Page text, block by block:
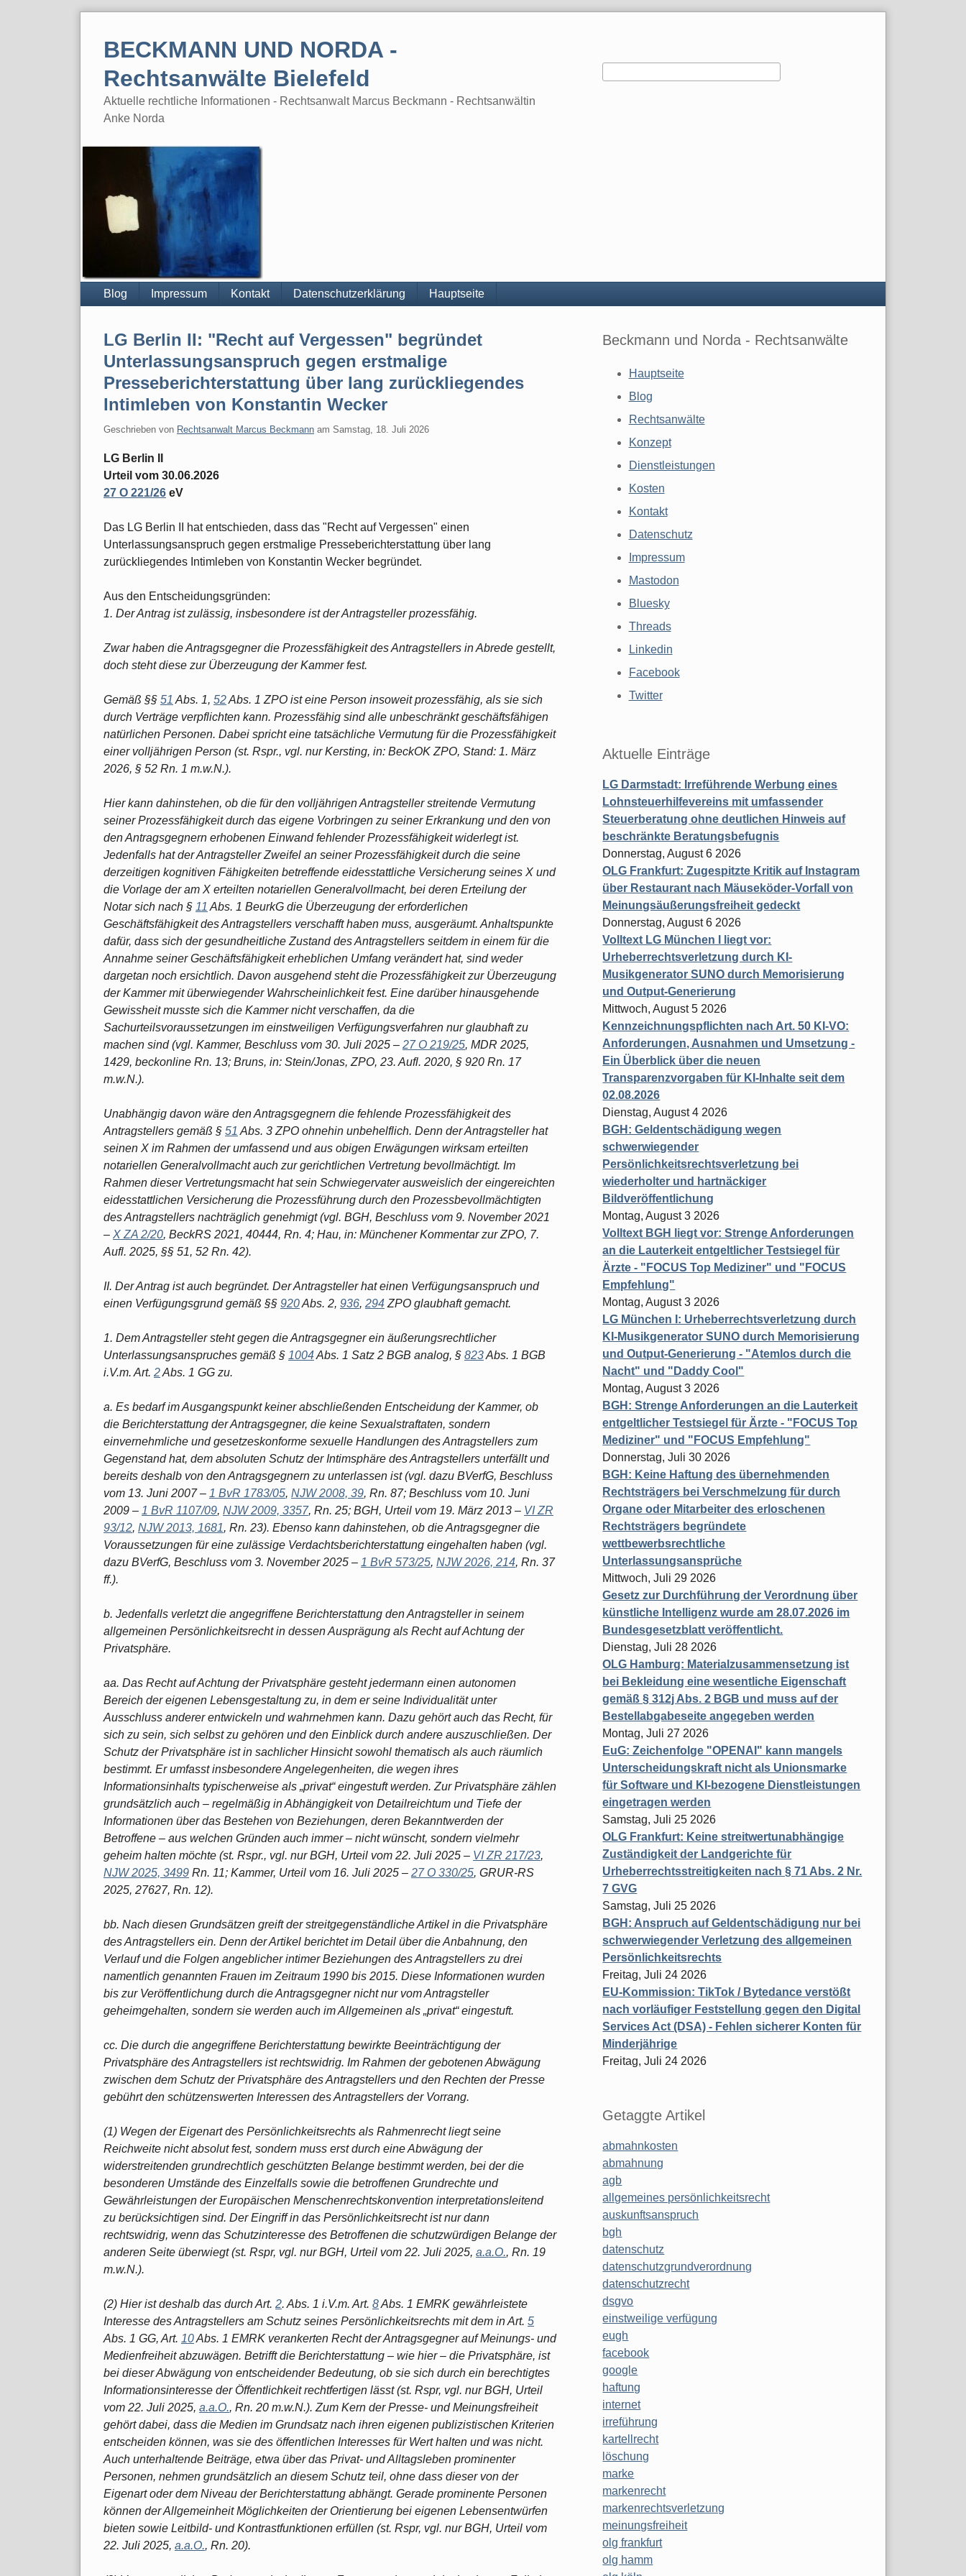
BECKMANN UND NORDA -
Rechtsanwälte Bielefeld
Aktuelle rechtliche Informationen - Rechtsanwalt Marcus Beckmann - Rechtsanwältin
Anke Norda
Blog Impressum Kontakt Datenschutzerklärung Hauptseite
LG Berlin II: "Recht auf Vergessen" begründet
Unterlassungsanspruch gegen erstmalige
Presseberichterstattung über lang zurückliegendes
Intimleben von Konstantin Wecker
Geschrieben von Rechtsanwalt Marcus Beckmann am Samstag, 18. Juli 2026
LG Berlin II
Urteil vom 30.06.2026
27 O 221/26 eV
Das LG Berlin II hat entschieden, dass das "Recht auf Vergessen" einen
Unterlassungsanspruch gegen erstmalige Presseberichterstattung über lang
zurückliegendes Intimleben von Konstantin Wecker begründet.
Aus den Entscheidungsgründen:
1. Der Antrag ist zulässig, insbesondere ist der Antragsteller prozessfähig.
Zwar haben die Antragsgegner die Prozessfähigkeit des Antragstellers in Abrede gestellt,
doch steht diese zur Überzeugung der Kammer fest.
Gemäß §§ 51 Abs. 1, 52Abs. 1 ZPO ist eine Person insoweit prozessfähig, als sie sich
durch Verträge verpflichten kann. Prozessfähig sind alle unbeschränkt geschäftsfähigen
natürlichen Personen. Dabei spricht eine tatsächliche Vermutung für die Prozessfähigkeit
einer volljährigen Person (st. Rspr., vgl. nur Kersting, in: BeckOK ZPO, Stand: 1. März
2026, § 52 Rn. 1 m.w.N.).
Hier kann dahinstehen, ob die für den volljährigen Antragsteller streitende Vermutung
seiner Prozessfähigkeit durch das eigene Vorbringen zu seiner Erkrankung und den von
den Antragsgegnern erhobenen Einwand fehlender Prozessfähigkeit widerlegt ist.
Jedenfalls hat der Antragsteller Zweifel an seiner Prozessfähigkeit durch die seine
derzeitigen kognitiven Fähigkeiten betreffende eidesstattliche Versicherung seines X und
die Vorlage der am X erteilten notariellen Generalvollmacht, bei deren Erteilung der
Notar sich nach § 11 Abs. 1 BeurkG die Überzeugung der erforderlichen
Geschäftsfähigkeit des Antragstellers verschafft haben muss, ausgeräumt. Anhaltspunkte
dafür, dass sich der gesundheitliche Zustand des Antragstellers seitdem in einem für die
Annahme seiner Geschäftsfähigkeit erheblichen Umfang verändert hat, sind weder
dargetan noch ersichtlich. Davon ausgehend steht die Prozessfähigkeit zur Überzeugung
der Kammer mit überwiegender Wahrscheinlichkeit fest. Eine darüber hinausgehende
Gewissheit musste sich die Kammer nicht verschaffen, da die
Sachurteilsvoraussetzungen im einstweiligen Verfügungsverfahren nur glaubhaft zu
machen sind (vgl. Kammer, Beschluss vom 30. Juli 2025 – 27 O 219/25, MDR 2025,
1429, beckonline Rn. 13; Bruns, in: Stein/Jonas, ZPO, 23. Aufl. 2020, § 920 Rn. 17
m.w.N.).
Unabhängig davon wäre den Antragsgegnern die fehlende Prozessfähigkeit des
Antragstellers gemäß § 51 Abs. 3 ZPO ohnehin unbehelflich. Denn der Antragsteller hat
seinen X im Rahmen der umfassend und aus obigen Erwägungen wirksam erteilten
notariellen Generalvollmacht auch zur gerichtlichen Vertretung bevollmächtigt. Im
Rahmen dieser Vertretungsmacht hat sein Schwiegervater ausweislich der eingereichten
eidesstattlichen Versicherung die Prozessführung durch den Prozessbevollmächtigten
des Antragstellers nachträglich genehmigt (vgl. BGH, Beschluss vom 9. November 2021
– X ZA 2/20, BeckRS 2021, 40444, Rn. 4; Hau, in: Münchener Kommentar zur ZPO, 7.
Aufl. 2025, §§ 51, 52 Rn. 42).
II. Der Antrag ist auch begründet. Der Antragsteller hat einen Verfügungsanspruch und
einen Verfügungsgrund gemäß §§ 920Abs. 2, 936, 294 ZPO glaubhaft gemacht.
1. Dem Antragsteller steht gegen die Antragsgegner ein äußerungsrechtlicher
Unterlassungsanspruches gemäß § 1004Abs. 1 Satz 2 BGB analog, § 823Abs. 1 BGB
i.V.m. Art. 2Abs. 1 GG zu.
a. Es bedarf im Ausgangspunkt keiner abschließenden Entscheidung der Kammer, ob
die Berichterstattung der Antragsgegner, die keine Sexualstraftaten, sondern
einvernehmliche und gesetzeskonforme sexuelle Handlungen des Antragstellers zum
Gegenstand hat, dem absoluten Schutz der Intimsphäre des Antragstellers unterfällt und
bereits deshalb von den Antragsgegnern zu unterlassen ist (vgl. dazu BVerfG, Beschluss
vom 13. Juni 2007 – 1 BvR 1783/05, NJW 2008, 39, Rn. 87; Beschluss vom 10. Juni
2009 – 1 BvR 1107/09, NJW 2009, 3357, Rn. 25; BGH, Urteil vom 19. März 2013 – VI ZR
93/12, NJW 2013, 1681, Rn. 23). Ebenso kann dahinstehen, ob die Antragsgegner die
Voraussetzungen für eine zulässige Verdachtsberichterstattung eingehalten haben (vgl.
dazu BVerfG, Beschluss vom 3. November 2025 – 1 BvR 573/25, NJW 2026, 214, Rn. 37
ff.).
b. Jedenfalls verletzt die angegriffene Berichterstattung den Antragsteller in seinem
allgemeinen Persönlichkeitsrecht in dessen Ausprägung als Recht auf Achtung der
Privatsphäre.
aa. Das Recht auf Achtung der Privatsphäre gesteht jedermann einen autonomen
Bereich der eigenen Lebensgestaltung zu, in dem er seine Individualität unter
Ausschluss anderer entwickeln und wahrnehmen kann. Dazu gehört auch das Recht, für
sich zu sein, sich selbst zu gehören und den Einblick durch andere auszuschließen. Der
Schutz der Privatsphäre ist in sachlicher Hinsicht sowohl thematisch als auch räumlich
bestimmt. Er umfasst insbesondere Angelegenheiten, die wegen ihres
Informationsinhalts typischerweise als „privat“ eingestuft werden. Zur Privatsphäre zählen
grundsätzlich auch – regelmäßig in Abhängigkeit von Detailreichtum und Tiefe der
Informationen über das Bestehen von Beziehungen, deren Bekanntwerden der
Betroffene – aus welchen Gründen auch immer – nicht wünscht, sondern vielmehr
geheim halten möchte (st. Rspr., vgl. nur BGH, Urteil vom 22. Juli 2025 – VI ZR 217/23,
NJW 2025, 3499 Rn. 11; Kammer, Urteil vom 16. Juli 2025 – 27 O 330/25, GRUR-RS
2025, 27627, Rn. 12).
bb. Nach diesen Grundsätzen greift der streitgegenständliche Artikel in die Privatsphäre
des Antragstellers ein. Denn der Artikel berichtet im Detail über die Anbahnung, den
Verlauf und die Folgen angeblicher intimer Beziehungen des Antragstellers zu drei
namentlich genannten Frauen im Zeitraum 1990 bis 2015. Diese Informationen wurden
bis zur Veröffentlichung durch die Antragsgegner nicht nur vom Antragsteller
geheimgehalten, sondern sie werden auch im Allgemeinen als „privat“ eingestuft.
cc. Die durch die angegriffene Berichterstattung bewirkte Beeinträchtigung der
Privatsphäre des Antragstellers ist rechtswidrig. Im Rahmen der gebotenen Abwägung
zwischen dem Schutz der Privatsphäre des Antragstellers und den Rechten der Presse
gebührt den schützenswerten Interessen des Antragstellers der Vorrang.
(1) Wegen der Eigenart des Persönlichkeitsrechts als Rahmenrecht liegt seine
Reichweite nicht absolut fest, sondern muss erst durch eine Abwägung der
widerstreitenden grundrechtlich geschützten Belange bestimmt werden, bei der die
besonderen Umstände des Einzelfalls sowie die betroffenen Grundrechte und
Gewährleistungen der Europäischen Menschenrechtskonvention interpretationsleitend
zu berücksichtigen sind. Der Eingriff in das Persönlichkeitsrecht ist nur dann
rechtswidrig, wenn das Schutzinteresse des Betroffenen die schutzwürdigen Belange der
anderen Seite überwiegt (st. Rspr, vgl. nur BGH, Urteil vom 22. Juli 2025, a.a.O., Rn. 19
m.w.N.).
(2) Hier ist deshalb das durch Art. 2. Abs. 1 i.V.m. Art. 8Abs. 1 EMRK gewährleistete
Interesse des Antragstellers am Schutz seines Persönlichkeitsrechts mit dem in Art. 5
Abs. 1 GG, Art. 10Abs. 1 EMRK verankerten Recht der Antragsgegner auf Meinungs- und
Medienfreiheit abzuwägen. Betrifft die Berichterstattung – wie hier – die Privatsphäre, ist
bei dieser Abwägung von entscheidender Bedeutung, ob sie sich durch ein berechtigtes
Informationsinteresse der Öffentlichkeit rechtfertigen lässt (st. Rspr, vgl. nur BGH, Urteil
vom 22. Juli 2025, a.a.O., Rn. 20 m.w.N.). Zum Kern der Presse- und Meinungsfreiheit
gehört dabei, dass die Medien im Grundsatz nach ihren eigenen publizistischen Kriterien
entscheiden können, was sie des öffentlichen Interesses für Wert halten und was nicht.
Auch unterhaltende Beiträge, etwa über das Privat- und Alltagsleben prominenter
Personen, nehmen grundsätzlich an diesem Schutz teil, ohne dass dieser von der
Eigenart oder dem Niveau der Berichterstattung abhängt. Gerade prominente Personen
können der Allgemeinheit Möglichkeiten der Orientierung bei eigenen Lebensentwürfen
bieten sowie Leitbild- und Kontrastfunktionen erfüllen (st. Rspr, vgl. nur BGH, Urteil vom
22. Juli 2025, a.a.O., Rn. 20).
Beckmann und Norda - Rechtsanwälte
Hauptseite
Blog
Rechtsanwälte
Konzept
Dienstleistungen
Kosten
Kontakt
Datenschutz
Impressum
Mastodon
Bluesky
Threads
Linkedin
Facebook
Twitter
Aktuelle Einträge
LG Darmstadt: Irreführende Werbung eines
Lohnsteuerhilfevereins mit umfassender
Steuerberatung ohne deutlichen Hinweis auf
beschränkte Beratungsbefugnis
Donnerstag, August 6 2026
OLG Frankfurt: Zugespitzte Kritik auf Instagram
über Restaurant nach Mäuseköder-Vorfall von
Meinungsäußerungsfreiheit gedeckt
Donnerstag, August 6 2026
Volltext LG München I liegt vor:
Urheberrechtsverletzung durch KI-
Musikgenerator SUNO durch Memorisierung
und Output-Generierung
Mittwoch, August 5 2026
Kennzeichnungspflichten nach Art. 50 KI-VO:
Anforderungen, Ausnahmen und Umsetzung -
Ein Überblick über die neuen
Transparenzvorgaben für KI-Inhalte seit dem
02.08.2026
Dienstag, August 4 2026
BGH: Geldentschädigung wegen
schwerwiegender
Persönlichkeitsrechtsverletzung bei
wiederholter und hartnäckiger
Bildveröffentlichung
Montag, August 3 2026
Volltext BGH liegt vor: Strenge Anforderungen
an die Lauterkeit entgeltlicher Testsiegel für
Ärzte - "FOCUS Top Mediziner" und "FOCUS
Empfehlung"
Montag, August 3 2026
LG München I: Urheberrechtsverletzung durch
KI-Musikgenerator SUNO durch Memorisierung
und Output-Generierung - "Atemlos durch die
Nacht" und "Daddy Cool"
Montag, August 3 2026
BGH: Strenge Anforderungen an die Lauterkeit
entgeltlicher Testsiegel für Ärzte - "FOCUS Top
Mediziner" und "FOCUS Empfehlung"
Donnerstag, Juli 30 2026
BGH: Keine Haftung des übernehmenden
Rechtsträgers bei Verschmelzung für durch
Organe oder Mitarbeiter des erloschenen
Rechtsträgers begründete
wettbewerbsrechtliche
Unterlassungsansprüche
Mittwoch, Juli 29 2026
Gesetz zur Durchführung der Verordnung über
künstliche Intelligenz wurde am 28.07.2026 im
Bundesgesetzblatt veröffentlicht.
Dienstag, Juli 28 2026
OLG Hamburg: Materialzusammensetzung ist
bei Bekleidung eine wesentliche Eigenschaft
gemäß § 312j Abs. 2 BGB und muss auf der
Bestellabgabeseite angegeben werden
Montag, Juli 27 2026
EuG: Zeichenfolge "OPENAI" kann mangels
Unterscheidungskraft nicht als Unionsmarke
für Software und KI-bezogene Dienstleistungen
eingetragen werden
Samstag, Juli 25 2026
OLG Frankfurt: Keine streitwertunabhängige
Zuständigkeit der Landgerichte für
Urheberrechtsstreitigkeiten nach § 71 Abs. 2 Nr.
7 GVG
Samstag, Juli 25 2026
BGH: Anspruch auf Geldentschädigung nur bei
schwerwiegender Verletzung des allgemeinen
Persönlichkeitsrechts
Freitag, Juli 24 2026
EU-Kommission: TikTok / Bytedance verstößt
nach vorläufiger Feststellung gegen den Digital
Services Act (DSA) - Fehlen sicherer Konten für
Minderjährige
Freitag, Juli 24 2026
Getaggte Artikel
abmahnkosten
abmahnung
agb
allgemeines persönlichkeitsrecht
auskunftsanspruch
bgh
datenschutz
datenschutzgrundverordnung
datenschutzrecht
dsgvo
einstweilige verfügung
eugh
facebook
google
haftung
internet
irreführung
kartellrecht
löschung
marke
markenrecht
markenrechtsverletzung
meinungsfreiheit
olg frankfurt
olg hamm